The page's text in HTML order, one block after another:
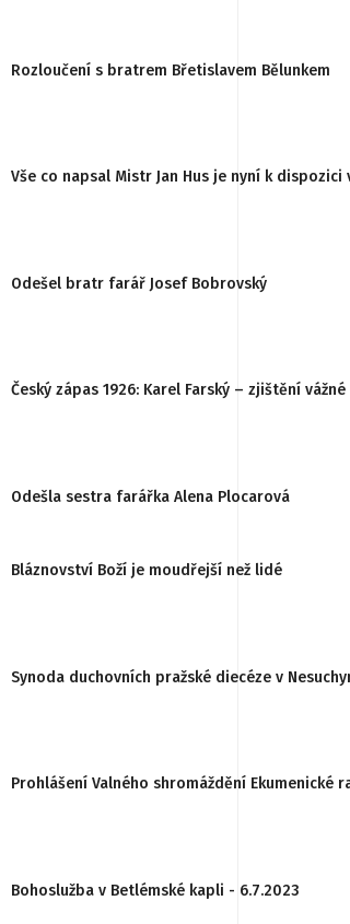
Rozloučení s bratrem Břetislavem Bělunkem
Vše co napsal Mistr Jan Hus je nyní k
Odešel bratr farář Josef Bobrovský
Český zápas 1926: Karel Farský – zjištění
Odešla sestra farářka Alena Plocarová
Bláznovství Boží je moudřejší než lidé
Synoda duchovních pražské diecéze v
Prohlášení Valného shromáždění
Bohoslužba v Betlémské kapli - 6.7.2023